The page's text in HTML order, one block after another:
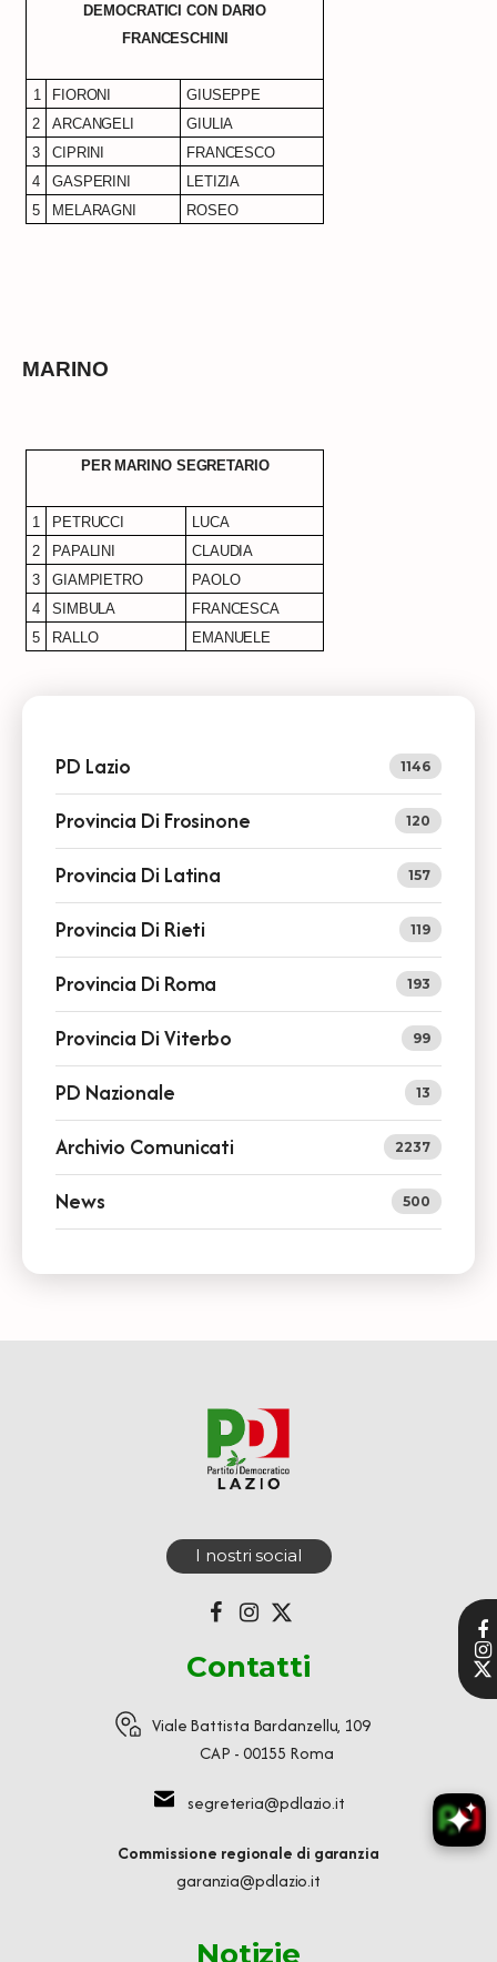
DEMOCRATICI CON DARIO
FRANCESCHINI
1 FIORONI
GIUSEPPE
2
ARCANGELI
GIULIA
3
CIPRINI
FRANCESCO
4
GASPERINI
LETIZIA
5
MELARAGNI ROSEO
MARINO
PER MARINO SEGRETARIO
1 PETRUCCI
LUCA
2
PAPALINI
CLAUDIA
3
GIAMPIETRO
PAOLO
4
SIMBULA
FRANCESCA
5
RALLO EMANUELE
PD Lazio 1146
Provincia Di Frosinone 120
Provincia Di Latina 157
Provincia Di Rieti 119
Provincia Di Roma 193
Provincia Di Viterbo 99
PD Nazionale 13
Archivio Comunicati 2237
News 500
I nostri social
Contatti
Viale Battista Bardanzellu, 109
CAP - 00155 Roma
segreteria@pdlazio.it
Commissione regionale di garanzia
garanzia@pdlazio.it
Notizie